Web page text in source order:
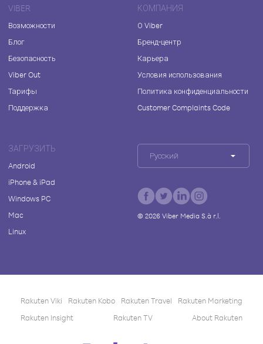
VIBER
Возможности
Блог
Безопасность
Viber Out
Тарифы
Поддержка
КОМПАНИЯ
О Viber
Бренд-центр
Карьера
Условия использования
Политика конфиденциальности
Customer Complaints Code
ЗАГРУЗИТЬ
Android
iPhone & iPad
Windows PC
Mac
Linux
Русский
© 2026Viber Media S.à r.l.
Rakuten Viki Rakuten Kobo Rakuten Travel
Rakuten Marketing
Rakuten Insight
Rakuten TV About Rakuten